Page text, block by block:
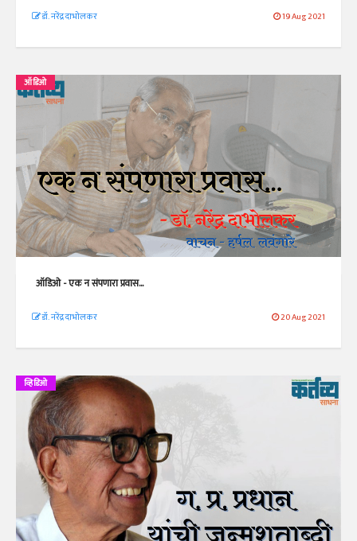
डॉ. नरेंद्र दाभोलकर 19 Aug 2021
ऑडिओ
ऑडिओ - एक न संपणारा प्रवास...
डॉ. नरेंद्र दाभोलकर 20 Aug 2021
व्हिडिओ